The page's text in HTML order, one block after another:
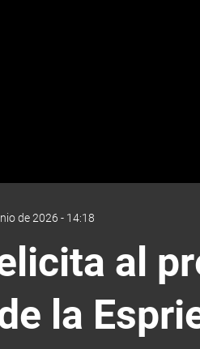
de 2026 - 14:18
al
la